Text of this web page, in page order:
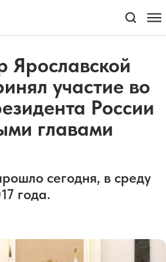
Ярославской
участие во
России
главами
сегодня, в среду
года.